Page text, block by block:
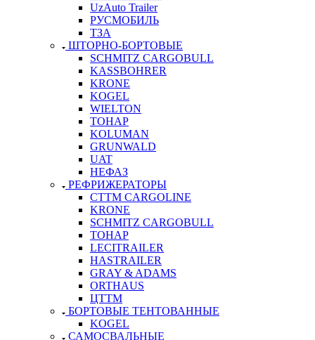
UzAuto Trailer
РУСМОБИЛЬ
ТЗА
ШТОРНО-БОРТОВЫЕ
SCHMITZ CARGOBULL
KASSBOHRER
KRONE
KOGEL
WIELTON
ТОНАР
KOLUMAN
GRUNWALD
UAT
НЕФАЗ
РЕФРИЖЕРАТОРЫ
CTTM CARGOLINE
KRONE
SCHMITZ CARGOBULL
ТОНАР
LECITRAILER
HASTRAILER
GRAY & ADAMS
ORTHAUS
ЦТТМ
БОРТОВЫЕ ТЕНТОВАННЫЕ
KOGEL
САМОСВАЛЬНЫЕ